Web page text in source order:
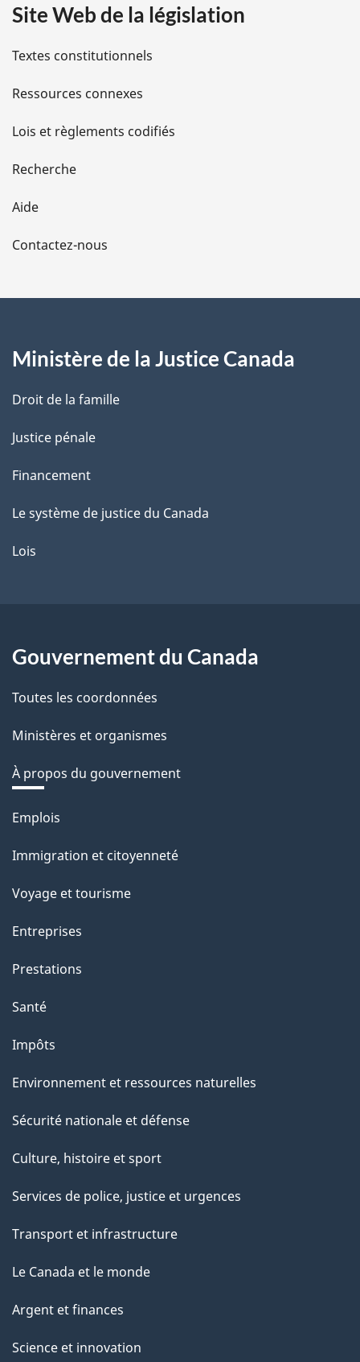
i
l
s
d
e
l
a
e
Site Web de la législation
Textes constitutionnels
Ressources connexes
Lois et règlements codifiés
Recherche
Aide
Contactez-nous
Ministère de la Justice Canada
Droit de la famille
Justice pénale
Financement
Le système de justice du Canada
Lois
Gouvernement du Canada
Toutes les coordonnées
Ministères et organismes
À propos du gouvernement
Thèmes
sujets
Emplois
Immigration et citoyenneté
Voyage et tourisme
Entreprises
Prestations
Santé
Impôts
Environnement et ressources naturelles
Sécurité nationale et défense
Culture, histoire et sport
Services de police, justice et urgences
Transport et infrastructure
Le Canada et le monde
Argent et finances
Science et innovation